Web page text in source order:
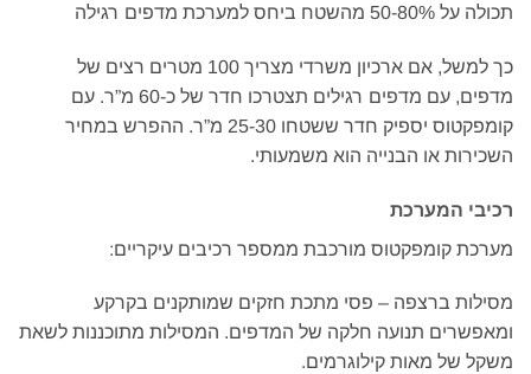
תכולה על 50-80% מהשטח ביחס למערכת מדפים רגילה
כך למשל, אם ארכיון משרדי מצריך 100 מטרים רצים של
מדפים, עם מדפים רגילים תצטרכו חדר של כ-60 מ”ר. עם
קומפקטוס יספיק חדר ששטחו 25-30 מ”ר. ההפרש במחיר
השכירות או הבנייה הוא משמעותי.
רכיבי המערכת
מערכת קומפקטוס מורכבת ממספר רכיבים עיקריים:
מסילות ברצפה – פסי מתכת חזקים שמותקנים בקרקע
ומאפשרים תנועה חלקה של המדפים. המסילות מתוכננות לשאת
משקל של מאות קילוגרמים.